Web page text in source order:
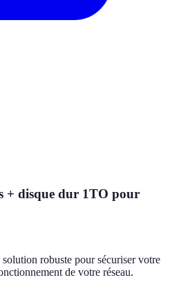
+ disque dur 1TO pour
robuste pour sécuriser votre
de votre réseau.